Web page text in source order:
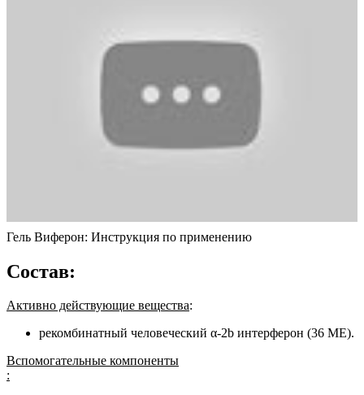
Гель Виферон: Инструкция по применению
Состав:
Активно действующие вещества:
рекомбинатный человеческий α-2b интерферон (36 МЕ).
Вспомогательные компоненты
: